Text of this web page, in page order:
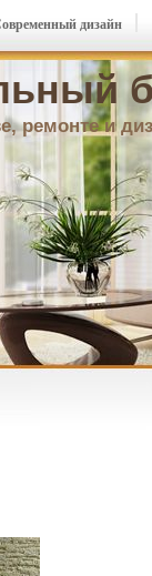
ремонте и
дизайн